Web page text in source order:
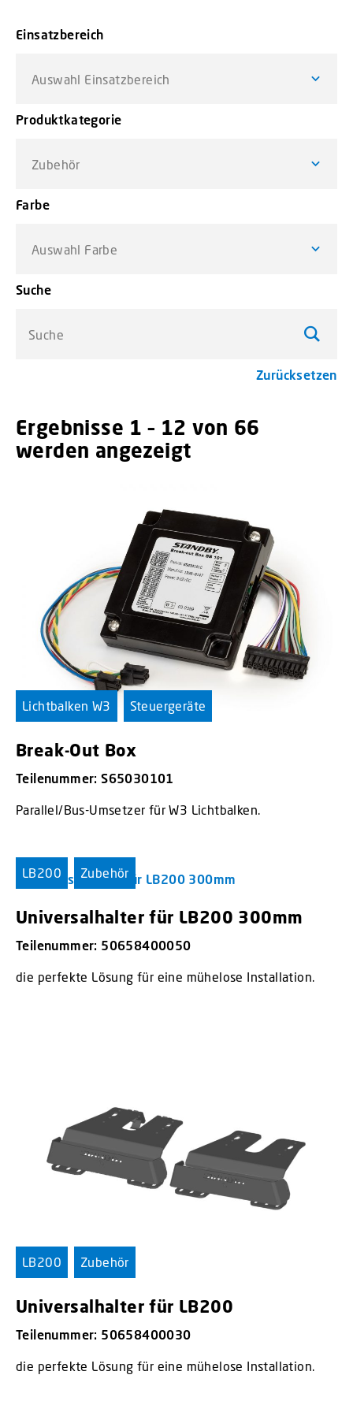
Einsatzbereich
Auswahl Einsatzbereich
Produktkategorie
Zubehör
Farbe
Auswahl Farbe
Suche
Zurücksetzen
Ergebnisse 1 – 12 von 66
werden angezeigt
Lichtbalken W3 Steuergeräte
Break-Out Box
Teilenummer: S65030101
Parallel/Bus-Umsetzer für W3 Lichtbalken.
LB200 Zubehör
Universalhalter für LB200 300mm
Teilenummer: 50658400050
die perfekte Lösung für eine mühelose Installation.
LB200 Zubehör
Universalhalter für LB200
Teilenummer: 50658400030
die perfekte Lösung für eine mühelose Installation.